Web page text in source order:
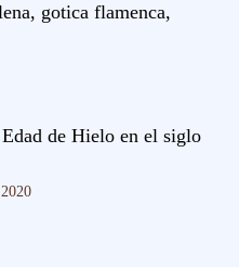
gotica flamenca,
Edad de Hielo en el siglo